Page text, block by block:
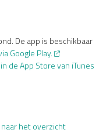
De app is beschikbaar
Google Play.
de App Store van iTunes
naar het overzicht